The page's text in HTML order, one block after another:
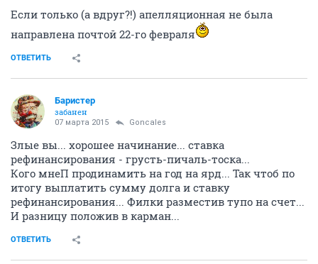
Если только (а вдруг?!) апелляционная не была
направлена почтой 22-го февраля
ОТВЕТИТЬ
Баристер
забанен
07 марта 2015 Goncales
Злые вы... хорошее начинание... ставка
рефинансирования - грусть-пичаль-тоска...
Кого мнеП продинамить на год на ярд... Так чтоб по
итогу выплатить сумму долга и ставку
рефинансирования... Филки разместив тупо на счет...
И разницу положив в карман...
ОТВЕТИТЬ